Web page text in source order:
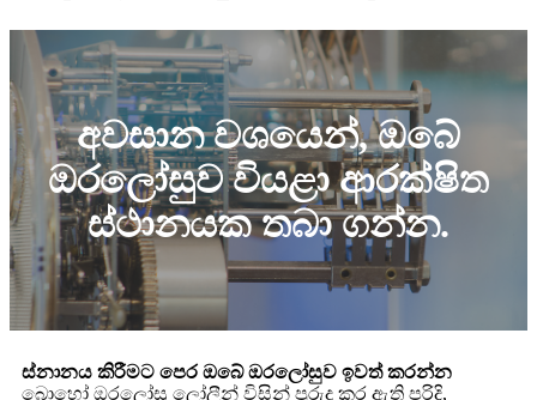
අවසාන වශයෙන්, ඔබේ
ඔරලෝසුව වියළා ආරක්ෂිත
ස්ථානයක තබා ගන්න.
ස්නානය කිරීමට පෙර ඔබේ ඔරලෝසුව ඉවත් කරන්න
බොහෝ ඔරලෝසු ලෝලීන් විසින් පුරුදු කර ඇති පරිදි,